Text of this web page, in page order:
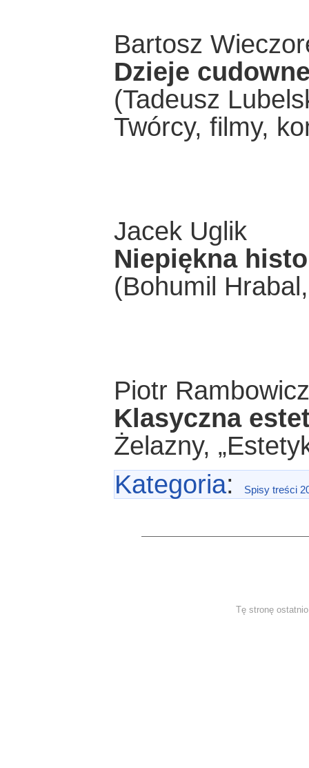
Bartosz
Dzieje
(Tadeusz
Twórcy, filmy,
Jacek Uglik
Niepiękna
(Bohumil
Piotr Rambowicz
Klasyczna
Żelazny,
Kategoria: Spisy treści
Tę stronę